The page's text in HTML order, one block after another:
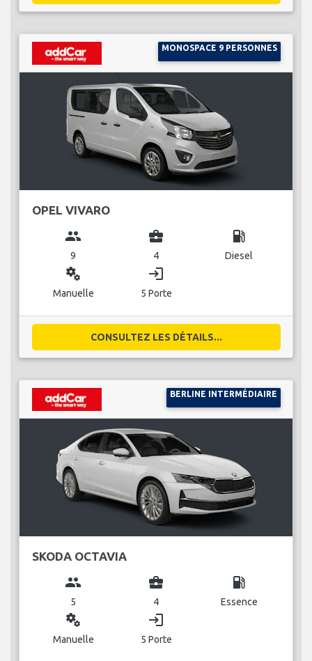
MONOSPACE 9 PERSONNES
OPEL VIVARO
group
9
business_center
4
local_gas_station
Diesel
miscellaneous_services
Manuelle
login
5 Porte
CONSULTEZ LES DÉTAILS...
BERLINE INTERMÉDIAIRE
SKODA OCTAVIA
group
5
business_center
4
local_gas_station
Essence
miscellaneous_services
Manuelle
login
5 Porte